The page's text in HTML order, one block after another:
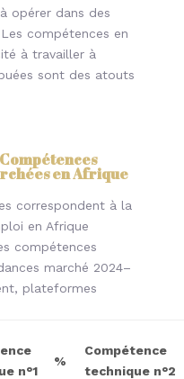
opérer dans des
compétences en
à travailler à
sont des atouts
en Afrique
correspondent à la
en Afrique
compétences
marché 2024–
plateformes
n°1
%
Compétence
technique n°2